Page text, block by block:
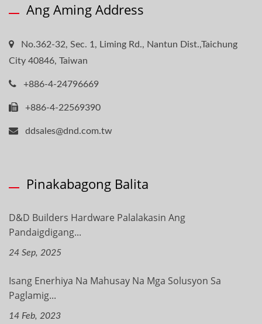
Ang Aming Address
No.362-32, Sec. 1, Liming Rd., Nantun Dist.,Taichung
City 40846, Taiwan
+886-4-24796669
+886-4-22569390
ddsales@dnd.com.tw
Pinakabagong Balita
D&D Builders Hardware Palalakasin Ang
Pandaigdigang...
24 Sep, 2025
Isang Enerhiya Na Mahusay Na Mga Solusyon Sa
Paglamig...
14 Feb, 2023